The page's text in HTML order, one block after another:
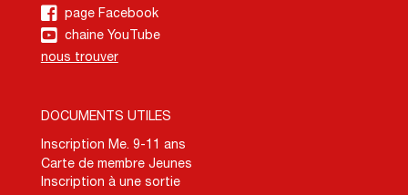
page Facebook
chaine YouTube
nous trouver
DOCUMENTS UTILES
Inscription Me. 9-11 ans
Carte de membre Jeunes
Inscription à une sortie